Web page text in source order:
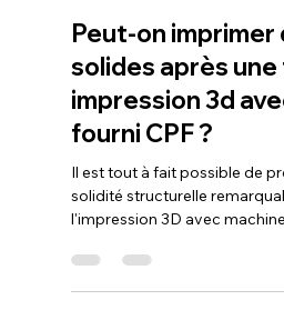
Loubna diib
8 juin
11 min de lecture
Peut-on
solides après une
impression 3d
fourni CPF ?
solidité structurelle
l'impression 3D avec